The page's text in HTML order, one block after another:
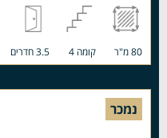
80 מ"ר קומה 4 3.5 חדרים
נמכר